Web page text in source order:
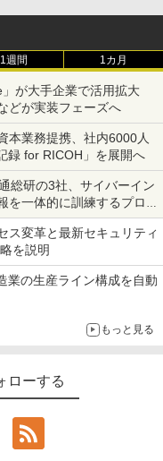
1週間 1カ月
」が大手企業で活用拡大
どが実装フェーズへ
本業務提携、社内6000人
録 for RICOH」を展開へ
総研の3社、サイバーイン
一体的に訓練するプログ
ス変革と最新セキュリティ
を説明
業の生産ライン構成を自動
もっと見る
ローする